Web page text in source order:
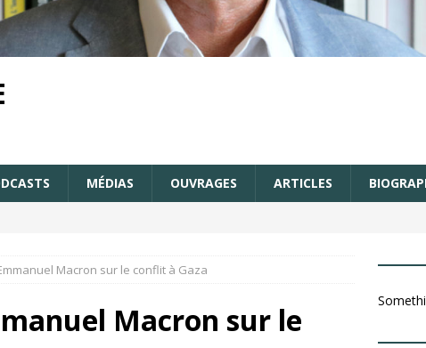
MÉDIAS OUVRAGES ARTICLES
Macron sur le conflit à Gaza
Macron sur le